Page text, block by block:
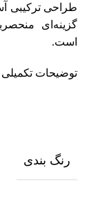
طراحی ترکیبی
گزینه‌ای
است.
توضیحات تکمیلی
رنگ بندی